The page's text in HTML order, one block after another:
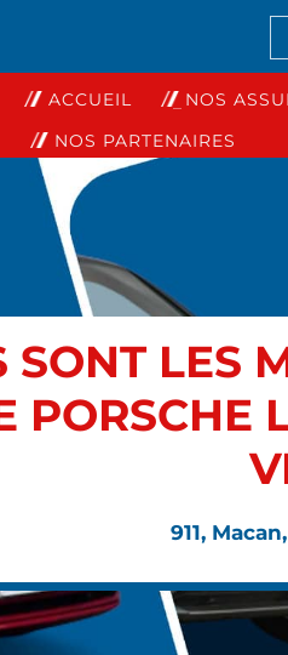
ACCUEIL NOS
NOS PARTENAIRES
SONT LES
PORSCHE
911,